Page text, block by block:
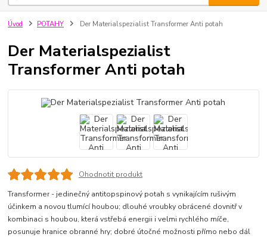
Úvod POTAHY Der Materialspezialist Transformer Anti potah
Der Materialspezialist
Transformer Anti potah
Ohodnotit produkt
Transformer - jedinečný antitopspinový potah s vynikajícím rušivým
účinkem a novou tlumící houbou; dlouhé vroubky obrácené dovnitř v
kombinaci s houbou, která vstřebá energii i velmi rychlého míče,
posunuje hranice obranné hry; dobré útočné možnosti přímo nebo dál